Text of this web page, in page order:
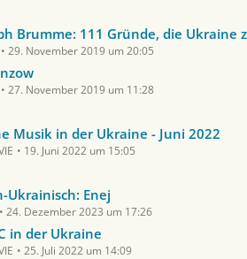
Brumme: 111 Gründe, die Ukraine
29. November 2019 um 20:05
27. November 2019 um 11:28
Musik in der Ukraine - Juni 2022
19. Juni 2022 um 15:05
Ukrainisch: Enej
24. Dezember 2023 um 17:26
in der Ukraine
25. Juli 2022 um 14:09